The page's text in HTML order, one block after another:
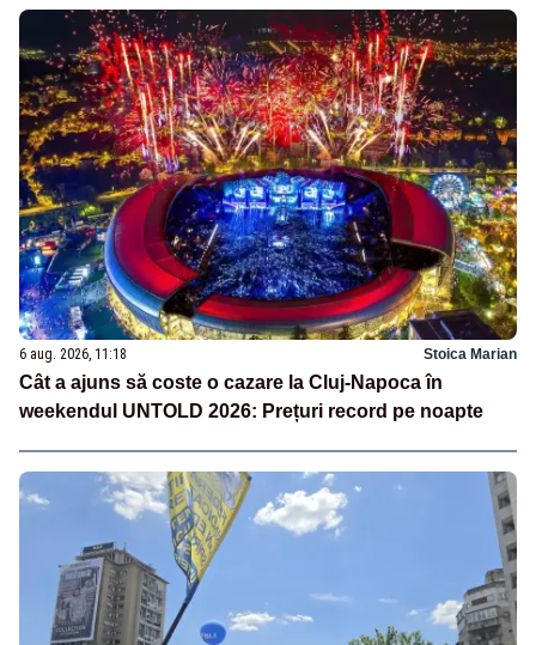
6 aug. 2026, 11:18 Stoica Marian
Cât a ajuns să coste o cazare la Cluj-Napoca în
weekendul UNTOLD 2026: Prețuri record pe noapte